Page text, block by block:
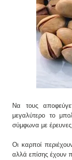
Να τους
μεγαλύτερο το
σύμφωνα με
Οι καρποί
αλλά επίσης έχουν